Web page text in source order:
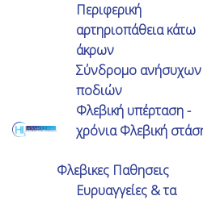
Περιφερική
αρτηριοπάθεια κάτω
άκρων
Σύνδρομο ανήσυχων
ποδιών
Φλεβική υπέρταση -
χρόνια Φλεβική
Φλεβικες Παθησεις
Ευρυαγγείες & τα
δυσκολία στη βάδιση.
επέμβαση με λέιζερ με
10 χρόνια, και ήμουν
περιστατικά που
Έκτοτε είμαι πολύ
πρόβλημα .